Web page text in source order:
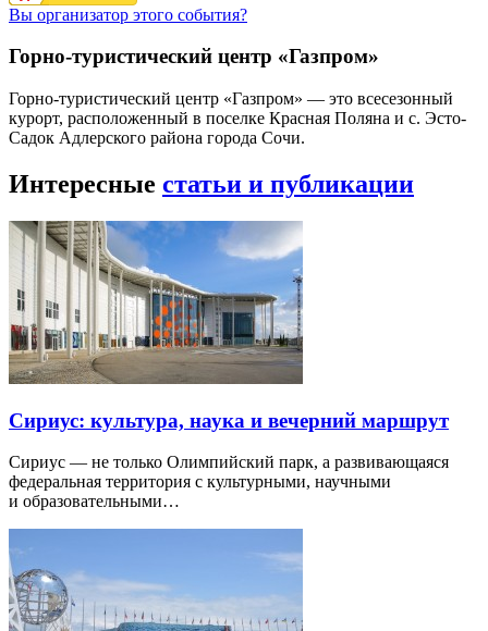
Вы организатор этого события?
Горно-туристический центр «Газпром»
Горно-туристический центр «Газпром» — это всесезонный
курорт, расположенный в поселке Красная Поляна и с. Эсто-
Садок Адлерского района города Сочи.
Интересные статьи и публикации
Сириус: культура, наука и вечерний маршрут
Сириус — не только Олимпийский парк, а развивающаяся
федеральная территория с культурными, научными
и образовательными…